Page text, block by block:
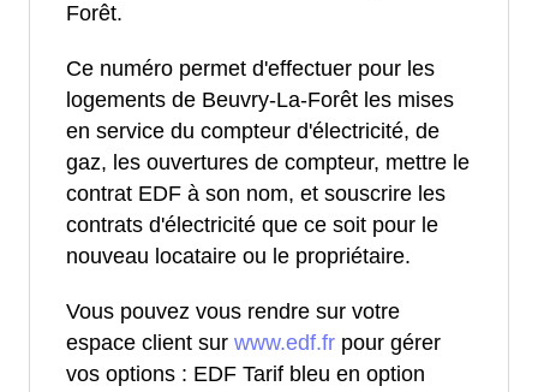
Forêt.
Ce numéro permet d'effectuer pour les
logements de Beuvry-La-Forêt les mises
en service du compteur d'électricité, de
gaz, les ouvertures de compteur, mettre le
contrat EDF à son nom, et souscrire les
contrats d'électricité que ce soit pour le
nouveau locataire ou le propriétaire.
Vous pouvez vous rendre sur votre
espace client sur www.edf.fr pour gérer
vos options : EDF Tarif bleu en option